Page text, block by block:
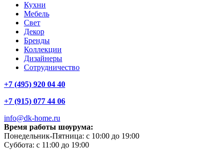
Кухни
Мебель
Свет
Декор
Бренды
Коллекции
Дизайнеры
Сотрудничество
+7 (495) 920 04 40
+7 (915) 077 44 06
info@dk-home.ru
Время работы шоурума:
Понедельник-Пятница: c 10:00 до 19:00
Суббота: c 11:00 до 19:00